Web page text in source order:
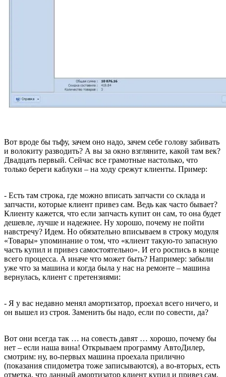
Вот вроде бы тьфу, зачем оно надо, зачем себе голову забивать
и волокиту разводить? А вы за окно взгляните, какой там век?
Двадцать первый. Сейчас все грамотные настолько, что
только береги каблуки – на ходу срежут клиенты. Пример:
- Есть там строка, где можно вписать запчасти со склада и
запчасти, которые клиент привез сам. Ведь как часто бывает?
Клиенту кажется, что если запчасть купит он сам, то она будет
дешевле, лучше и надежнее. Ну хорошо, почему не пойти
навстречу? Идем. Но обязательно вписываем в строку модуля
«Товары» упоминание о том, что «клиент такую-то запасную
часть купил и привез самостоятельно». И его роспись в конце
всего процесса. А иначе что может быть? Например: забыли
уже что за машина и когда была у нас на ремонте – машина
вернулась, клиент с претензиями:
- Я у вас недавно менял амортизатор, проехал всего ничего, и
он вышел из строя. Заменить бы надо, если по совести, да?
Вот они всегда так … на совесть давят … хорошо, почему бы
нет – если наша вина! Открываем программу АвтоДилер,
смотрим: ну, во-первых машина проехала прилично
(показания спидометра тоже записываются), а во-вторых, есть
отметка, что данный амортизатор клиент купил и привез сам.